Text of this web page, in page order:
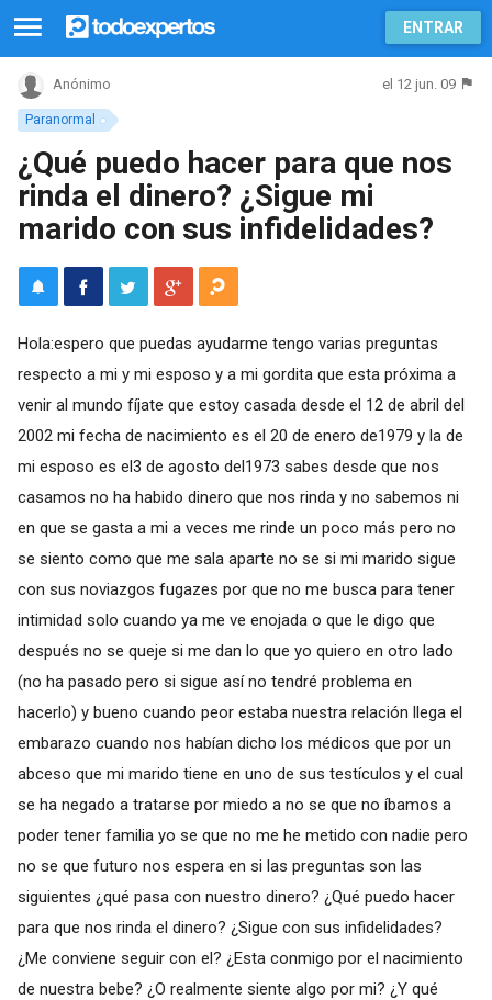
ENTRAR
Paranormal
Anónimo el 12 jun. 09
¿Qué puedo hacer para que nos
rinda el dinero? ¿Sigue mi
marido con sus infidelidades?
Hola:espero que puedas ayudarme tengo varias preguntas
respecto a mi y mi esposo y a mi gordita que esta próxima a
venir al mundo fíjate que estoy casada desde el 12 de abril del
2002 mi fecha de nacimiento es el 20 de enero de1979 y la de
mi esposo es el3 de agosto del1973 sabes desde que nos
casamos no ha habido dinero que nos rinda y no sabemos ni
en que se gasta a mi a veces me rinde un poco más pero no
se siento como que me sala aparte no se si mi marido sigue
con sus noviazgos fugazes por que no me busca para tener
intimidad solo cuando ya me ve enojada o que le digo que
después no se queje si me dan lo que yo quiero en otro lado
(no ha pasado pero si sigue así no tendré problema en
hacerlo) y bueno cuando peor estaba nuestra relación llega el
embarazo cuando nos habían dicho los médicos que por un
abceso que mi marido tiene en uno de sus testículos y el cual
se ha negado a tratarse por miedo a no se que no íbamos a
poder tener familia yo se que no me he metido con nadie pero
no se que futuro nos espera en si las preguntas son las
siguientes ¿qué pasa con nuestro dinero? ¿Qué puedo hacer
para que nos rinda el dinero? ¿Sigue con sus infidelidades?
¿Me conviene seguir con el? ¿Esta conmigo por el nacimiento
de nuestra bebe? ¿O realmente siente algo por mi? ¿Y qué